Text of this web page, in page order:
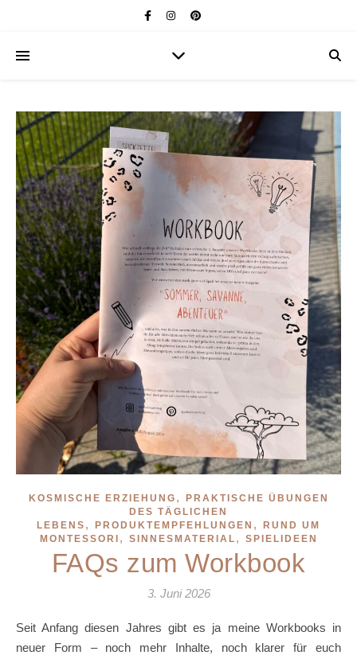
KOSMISCHE ERZIEHUNG ,
PRAKTISCHE ÜBUNGEN
DES TÄGLICHEN
LEBENS , PRODUKTEMPFEHLUNGEN ,
RUND UM
MONTESSORI , SINNESMATERIAL , SPIELIDEEN
FAQs zum Workbook
3. Juni 2026
Seit Anfang diesen Jahres gibt es ja meine Workbooks in
neuer Form – noch mehr Inhalte, noch klarer für euch